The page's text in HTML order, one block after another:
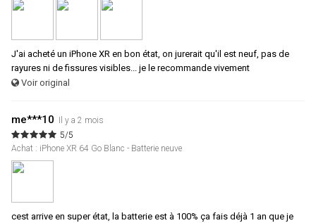
J'ai acheté un iPhone XR en bon état, on jurerait qu'il est neuf, pas de
rayures ni de fissures visibles... je le recommande vivement
Voir original
me***10
Il y a 2 mois
5/5
Achat : iPhone XR 64 Go Blanc - Batterie neuve
cest arrive en super état, la batterie est à 100% ça fais déjà 1 an que je